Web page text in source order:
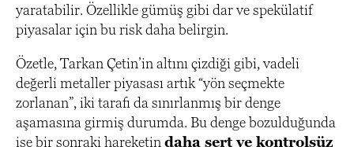
yaratabilir. Özellikle gümüş gibi dar ve spekülatif
piyasalar için bu risk daha belirgin.
Özetle, Tarkan Çetin’in altını çizdiği gibi, vadeli
değerli metaller piyasası artık “yön seçmekte
zorlanan”, iki tarafı da sınırlanmış bir denge
aşamasına girmiş durumda. Bu denge bozulduğunda
ise bir sonraki hareketindaha sert ve kontrolsüz